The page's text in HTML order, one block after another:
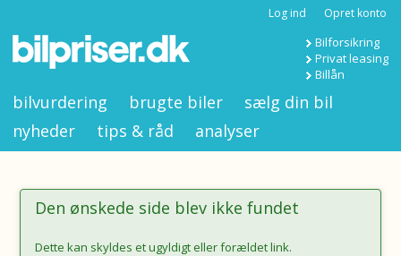
Log ind Opret konto
Bilforsikring
Privat leasing
Billån
bilvurdering brugte biler
sælg din bil
nyheder
tips & råd analyser
Den ønskede side blev ikke fundet
Dette kan skyldes et ugyldigt eller forældet link.